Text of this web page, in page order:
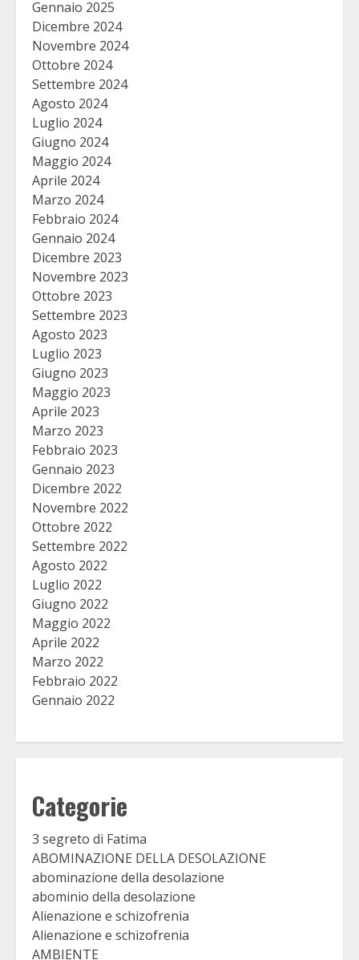
Gennaio 2025
Dicembre 2024
Novembre 2024
Ottobre 2024
Settembre 2024
Agosto 2024
Luglio 2024
Giugno 2024
Maggio 2024
Aprile 2024
Marzo 2024
Febbraio 2024
Gennaio 2024
Dicembre 2023
Novembre 2023
Ottobre 2023
Settembre 2023
Agosto 2023
Luglio 2023
Giugno 2023
Maggio 2023
Aprile 2023
Marzo 2023
Febbraio 2023
Gennaio 2023
Dicembre 2022
Novembre 2022
Ottobre 2022
Settembre 2022
Agosto 2022
Luglio 2022
Giugno 2022
Maggio 2022
Aprile 2022
Marzo 2022
Febbraio 2022
Gennaio 2022
Categorie
3 segreto di Fatima
ABOMINAZIONE DELLA DESOLAZIONE
abominazione della desolazione
abominio della desolazione
Alienazione e schizofrenia
Alienazione e schizofrenia
AMBIENTE